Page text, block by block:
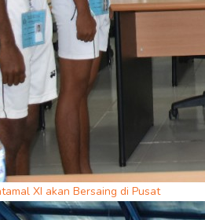
XI akan Bersaing di Pusat